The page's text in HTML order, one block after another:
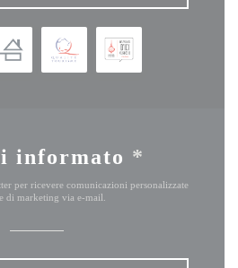
informato *
per ricevere comunicazioni personalizzate
di marketing via e-mail.